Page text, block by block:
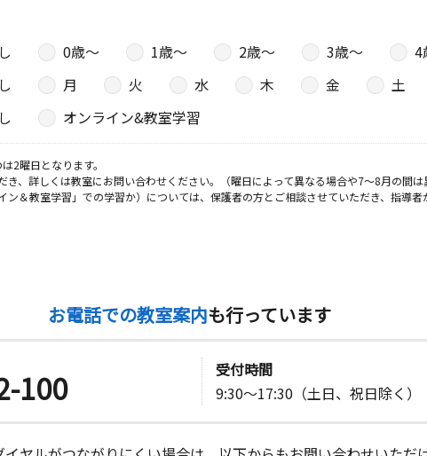
0歳〜 1歳〜 2歳〜 3歳〜 4
月 火 水 木 金
土
オンライン&教室学習
2曜日となります。
、詳しくは教室にお問い合わせください。（曜日によって異なる場合や7～8月の間は
＆教室学習」での学習か）については、保護者の方とご相談させていただき、指導者
お電話での教室案内も行っています
100
受付時間
9:30～17:30（土日、祝日除く）